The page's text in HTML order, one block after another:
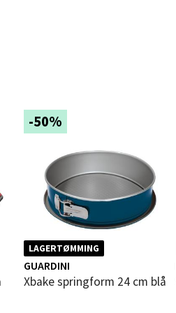
-50%
LAGERTØMMING
GUARDINI
Xbake springform 24 cm blå